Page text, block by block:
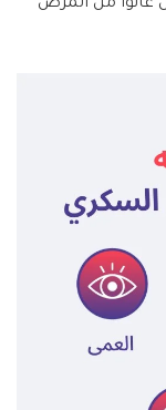
مرة مقارنة بمن عانوا من المرض